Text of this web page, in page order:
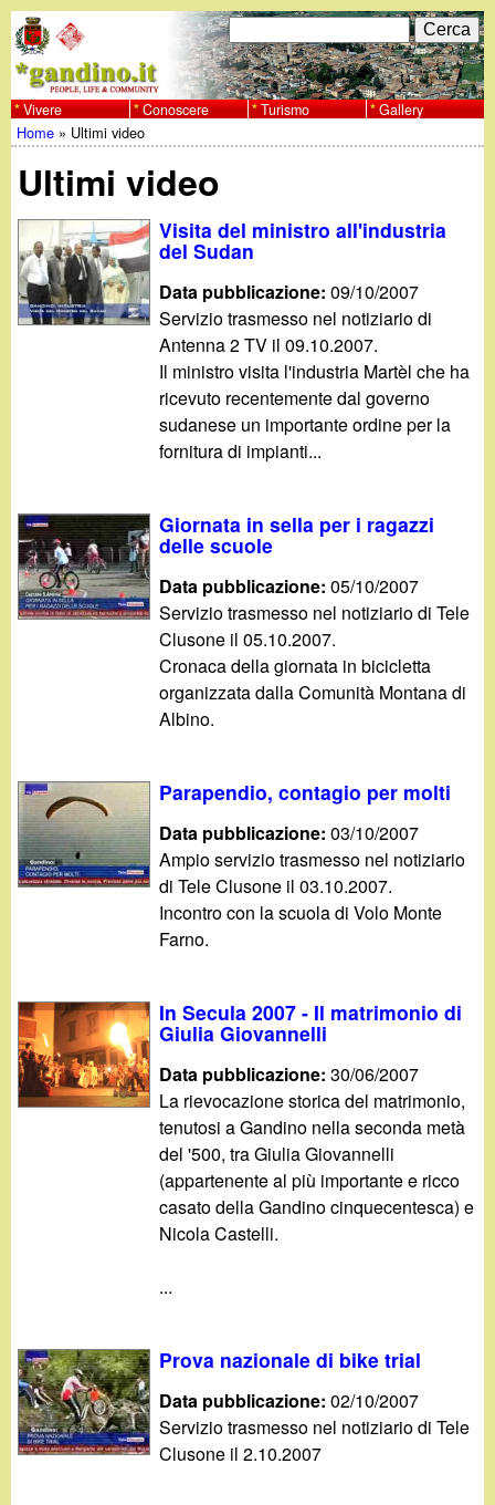
al
contenuto
principale
w
w
w
.
g
i
n
t
F
o
r
d
i
r
i
c
e
c
a
C
e
r
c
Vivere Conoscere Turismo Gallery
Tu
sei
qui
Home » Ultimi video
Ultimi video
Visita del ministro all'industria
del Sudan
Data pubblicazione:09/10/2007
Servizio trasmesso nel notiziario di
Antenna 2 TV il 09.10.2007.
Il ministro visita l'industria Martèl che ha
ricevuto recentemente dal governo
sudanese un importante ordine per la
fornitura di impianti...
Giornata in sella per i ragazzi
delle scuole
Data pubblicazione:05/10/2007
Servizio trasmesso nel notiziario di Tele
Clusone il 05.10.2007.
Cronaca della giornata in bicicletta
organizzata dalla Comunità Montana di
Albino.
Parapendio, contagio per molti
Data pubblicazione:03/10/2007
Ampio servizio trasmesso nel notiziario
di Tele Clusone il 03.10.2007.
Incontro con la scuola di Volo Monte
Farno.
In Secula 2007 - Il matrimonio di
Giulia Giovannelli
Data pubblicazione:30/06/2007
La rievocazione storica del matrimonio,
tenutosi a Gandino nella seconda metà
del '500, tra Giulia Giovannelli
(appartenente al più importante e ricco
casato della Gandino cinquecentesca) e
Nicola Castelli.
...
Prova nazionale di bike trial
Data pubblicazione:02/10/2007
Servizio trasmesso nel notiziario di Tele
Clusone il 2.10.2007